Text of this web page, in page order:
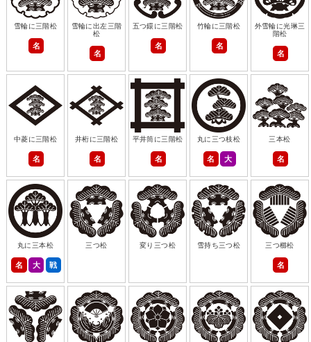
雪輪に三階松
名
雪輪に出左三階
松
名
五つ鐶に三階松
名
竹輪に三階松
名
外雪輪に光琳三
階松
名
中菱に三階松
名
井桁に三階松
名
平井筒に三階松
名
丸に三つ枝松
名 大
三本松
名
丸に三本松
名 大 戦
三つ松 変り三つ松 雪持ち三つ松 三つ櫛松
名